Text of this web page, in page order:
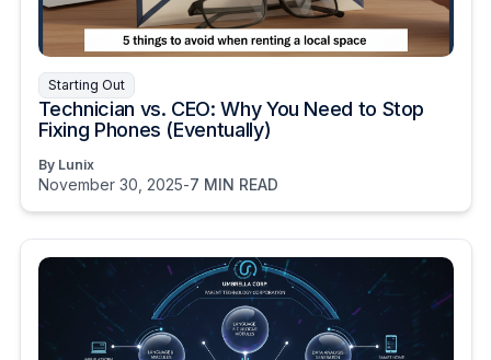
Starting Out
Technician vs. CEO: Why You Need to Stop
Fixing Phones (Eventually)
By Lunix
November 30, 2025-7 MIN READ